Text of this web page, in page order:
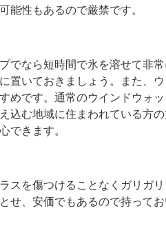
能性もあるので厳禁です。
でなら短時間で氷を溶せて非常
置いておきましょう。また、
めです。通常のウインドウォ
込む地域に住まわれている方の
できます。
スを傷つけることなくガリガリ
せ、安価でもあるので持って